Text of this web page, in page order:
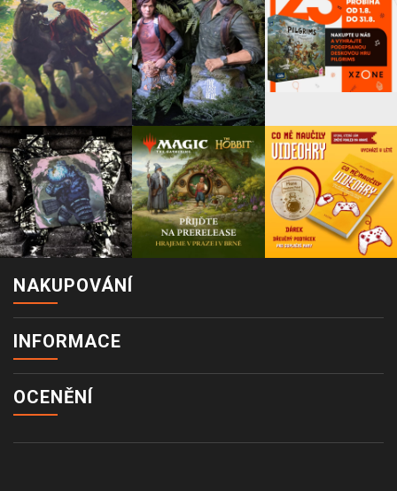
NAKUPOVÁNÍ
INFORMACE
OCENĚNÍ